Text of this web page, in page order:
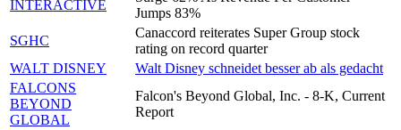
INTERACTIVE
Jumps 83%
SGHC
Canaccord reiterates Super Group stock
rating on record quarter
WALT DISNEY
Walt Disney schneidet besser ab als gedacht
FALCONS
BEYOND
GLOBAL
Falcon's Beyond Global, Inc. - 8-K, Current
Report